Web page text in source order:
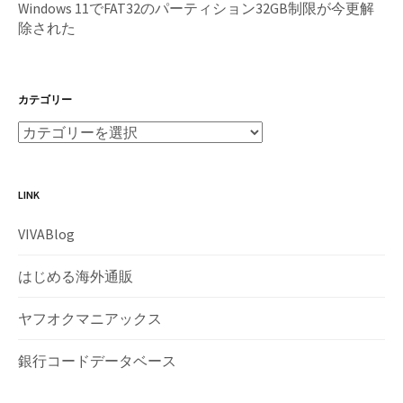
Windows 11でFAT32のパーティション32GB制限が今更解
除された
カテゴリー
LINK
VIVABlog
はじめる海外通販
ヤフオクマニアックス
銀行コードデータベース